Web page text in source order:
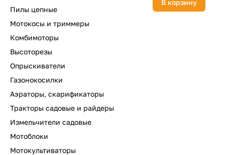
В корзину
Пилы цепные
Мотокосы и триммеры
Комбимоторы
Высоторезы
Опрыскиватели
Газонокосилки
Аэраторы, скарификаторы
Тракторы садовые и райдеры
Измельчители садовые
Мотоблоки
Мотокультиваторы